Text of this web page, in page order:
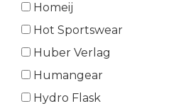
Homeij
Hot Sportswear
Huber Verlag
Humangear
Hydro Flask